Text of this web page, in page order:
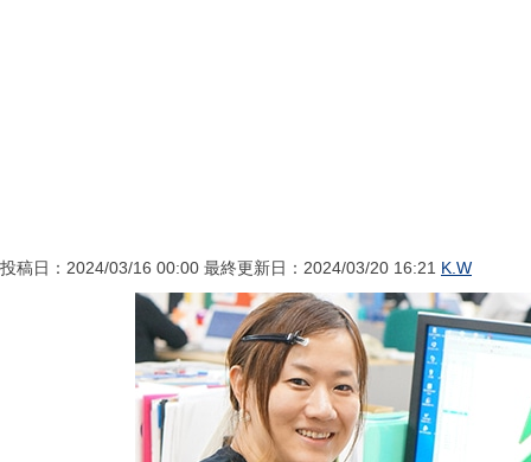
投稿日：2024/03/16 00:00 最終更新日：2024/03/20 16:21 K.W